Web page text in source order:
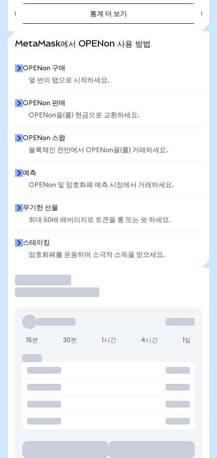
통계 더 보기
MetaMask에서 OPENon 사용 방법
OPENon 구매
몇 번의 탭으로 시작하세요.
OPENon 판매
OPENon을(를) 현금으로 교환하세요.
OPENon 스왑
블록체인 전반에서 OPENon을(를) 거래하세요.
예측
OPENon 및 암호화폐 예측 시장에서 거래하세요.
무기한 선물
최대 50배 레버리지로 토큰을 롱 또는 숏 하세요.
스테이킹
암호화폐를 운용하여 소극적 소득을 얻으세요.
15분 30분 1시간 4시간 1일